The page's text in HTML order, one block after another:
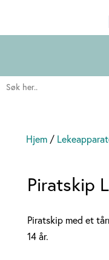
Search
for:
Hjem/
Piratskip L
Piratskip med et
14 år.